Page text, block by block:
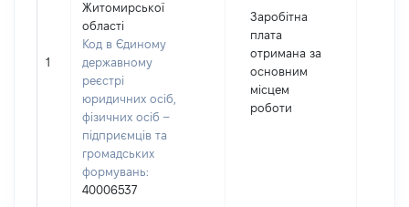
1
Житомирської
області
Код в Єдиному
державному
реєстрі
юридичних осіб,
фізичних осіб –
підприємців та
громадських
формувань:
40006537
Заробітна
плата
отримана за
основним
місцем
роботи